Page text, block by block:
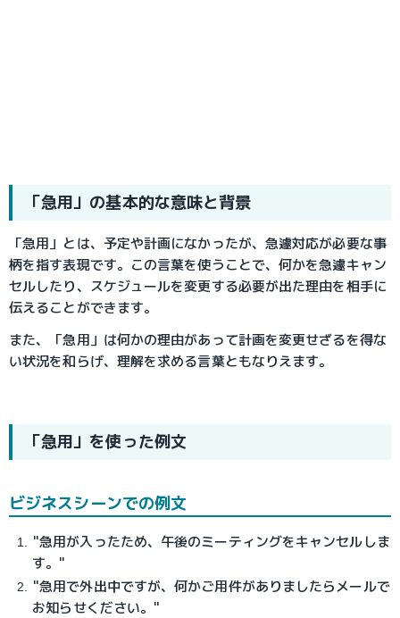
「急用」の基本的な意味と背景
「急用」とは、予定や計画になかったが、急遽対応が必要な事
柄を指す表現です。この言葉を使うことで、何かを急遽キャン
セルしたり、スケジュールを変更する必要が出た理由を相手に
伝えることができます。
また、「急用」は何かの理由があって計画を変更せざるを得な
い状況を和らげ、理解を求める言葉ともなりえます。
「急用」を使った例文
ビジネスシーンでの例文
"急用が入ったため、午後のミーティングをキャンセルしま
す。"
"急用で外出中ですが、何かご用件がありましたらメールで
お知らせください。"